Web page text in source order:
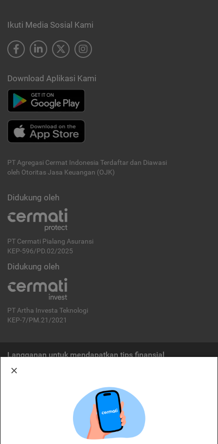
Ikuti Media Sosial Kami
Download Aplikasi Kami
PT Agregasi Cermat Indonesia Terdaftar dan Diawasi
oleh Otoritas Jasa Keuangan (OJK)
Didukung oleh
PT Cermati Pialang Asuransi
KEP-596/PD.02/2025
Didukung oleh
PT Artha Investa Teknologi
KEP-7/PM.21/2021
Langganan untuk mendapatkan tips finansial
Cermati merupakan penyelenggara agregasi jasa keuangan yang terdaftar di
OJK. Oleh karena itu, produk dan/atau layanan jasa keuangan yang
ditawarkan bukan merupakan produk dan/atau layanan jasa keuangan yang
diterbitkan oleh Cermati dan Cermati tidak bertanggung jawab atas tuntutan